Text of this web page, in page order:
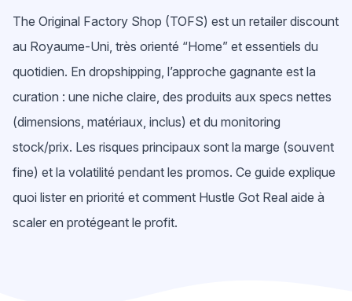
The Original Factory Shop (TOFS) est un retailer discount
au Royaume-Uni, très orienté “Home” et essentiels du
quotidien. En dropshipping, l’approche gagnante est la
curation : une niche claire, des produits aux specs nettes
(dimensions, matériaux, inclus) et du monitoring
stock/prix. Les risques principaux sont la marge (souvent
fine) et la volatilité pendant les promos. Ce guide explique
quoi lister en priorité et comment Hustle Got Real aide à
scaler en protégeant le profit.